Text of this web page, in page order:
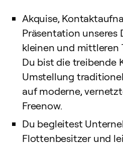
Akquise,
Präsentation unseres
kleinen und mittleren
Du bist die treibende
Umstellung
auf moderne,
Freenow.
Du begleitest
Flottenbesitzer und